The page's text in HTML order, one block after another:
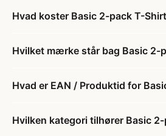
Hvad koster Basic 2-pack T-
Hvilket mærke står bag Basic 2-
Hvad er EAN / Produktid for
Hvilken kategori tilhører Basic